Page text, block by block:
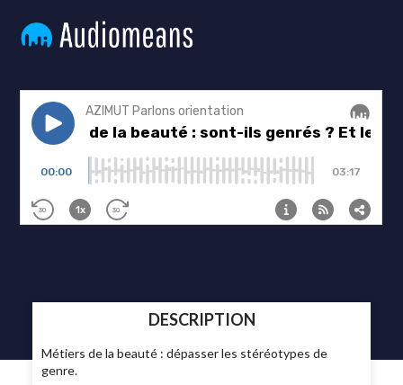
DESCRIPTION
Métiers de la beauté : dépasser les stéréotypes de
genre.